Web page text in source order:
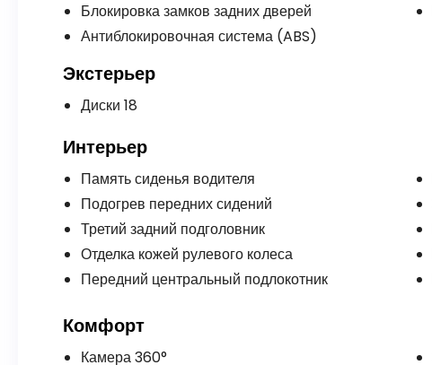
Блокировка замков задних дверей
Антиблокировочная система (ABS)
Экстерьер
Диски 18
Интерьер
Память сиденья водителя
Подогрев передних сидений
Третий задний подголовник
Отделка кожей рулевого колеса
Передний центральный подлокотник
Комфорт
Камера 360°